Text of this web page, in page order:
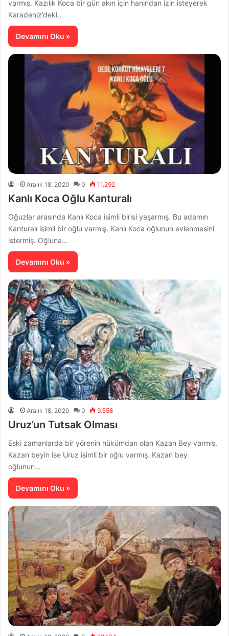
varmış. Kazılık Koca bir gün akın için hanından izin isteyerek
Karadeniz’deki…
Devamını Oku »
Aralık 18, 2020 0 11.292
Kanlı Koca Oğlu Kanturalı
Oğuzlar arasında Kanlı Koca isimli birisi yaşarmış. Bu adamın
Kanturalı isimli bir oğlu varmış. Kanlı Koca oğlunun evlenmesini
istermiş. Oğluna…
Devamını Oku »
Aralık 18, 2020 0 9.558
Uruz’un Tutsak Olması
Eski zamanlarda bir yörenin hükümdarı olan Kazan Bey varmış.
Kazan beyin ise Uruz isimli bir oğlu varmış. Kazan bey
oğlunun…
Devamını Oku »